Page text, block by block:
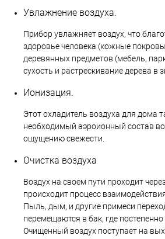
Увлажнение воздуха.
Прибор увлажняет воздух, что
здоровье человека (кожные
деревянных предметов (мебель,
сухость и растрескивание дерева в
Ионизация.
Этот охладитель воздуха для дома
необходимый аэроионный состав
ощущению свежести.
Очистка воздуха
Воздух на своем пути проходит
происходит процесс
Пыль, дым, и другие примеси
перемещаются в бак, где
Очищенный воздух поступает на